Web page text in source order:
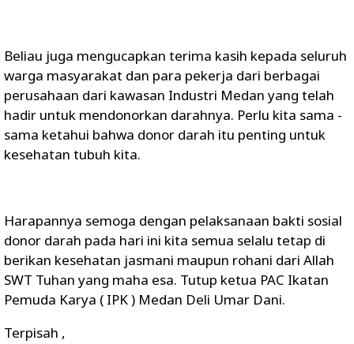
Beliau juga mengucapkan terima kasih kepada seluruh
warga masyarakat dan para pekerja dari berbagai
perusahaan dari kawasan Industri Medan yang telah
hadir untuk mendonorkan darahnya. Perlu kita sama -
sama ketahui bahwa donor darah itu penting untuk
kesehatan tubuh kita.
Harapannya semoga dengan pelaksanaan bakti sosial
donor darah pada hari ini kita semua selalu tetap di
berikan kesehatan jasmani maupun rohani dari Allah
SWT Tuhan yang maha esa. Tutup ketua PAC Ikatan
Pemuda Karya ( IPK ) Medan Deli Umar Dani.
Terpisah ,